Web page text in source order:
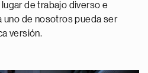
de trabajo diverso e
uno de nosotros pueda ser
versión.